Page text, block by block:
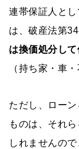
連帯保証人と
は、破産法第
は換価処分し
（持ち家・車
ただし、ロー
ものは、それ
しれませんの